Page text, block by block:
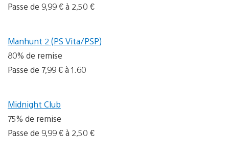
Passe de 9,99 € à 2,50 €
Manhunt 2 (PS Vita/PSP)
80% de remise
Passe de 7,99 € à 1.60
Midnight Club
75% de remise
Passe de 9,99 € à 2,50 €